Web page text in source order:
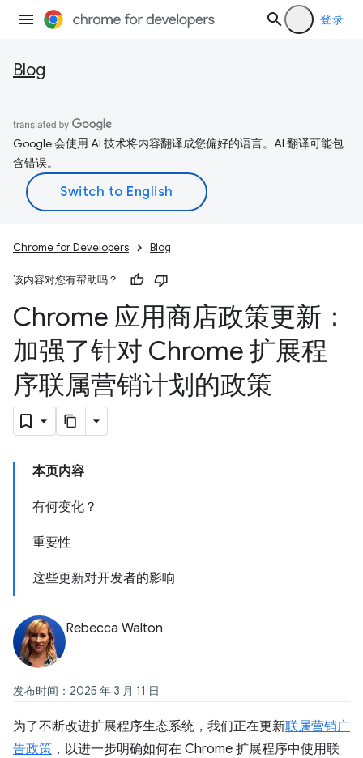
登录
Blog
Google 会使用 AI 技术将内容翻译成您偏好的语言。AI 翻译可能包
含错误。
Chrome for Developers Blog
该内容对您有帮助吗？
Chrome 应用商店政策更新：
加强了针对 Chrome 扩展程
序联属营销计划的政策
本页内容
有何变化？
重要性
这些更新对开发者的影响
Rebecca Walton
发布时间：2025 年 3 月 11 日
为了不断改进扩展程序生态系统，我们正在更新联属营销广
告政策 ，以进一步明确如何在 Chrome 扩展程序中使用联